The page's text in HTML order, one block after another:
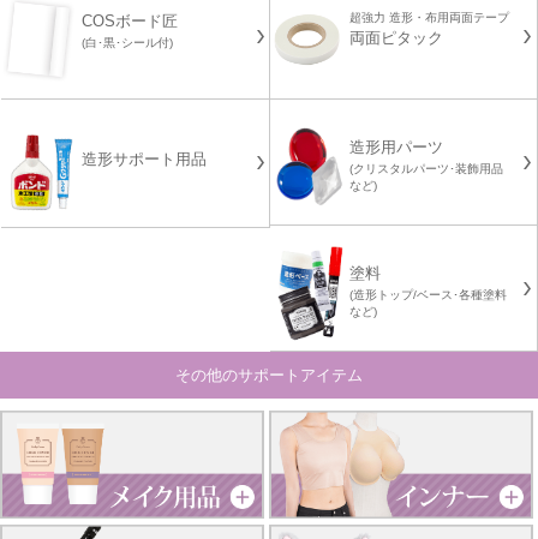
COSボード匠
(白･黒･シール付)
超強力 造形・布用両面テープ
両面ピタック
造形サポート用品
造形用パーツ
(クリスタルパーツ･装飾用品
など)
塗料
(造形トップ/ベース･各種塗料
など)
その他のサポートアイテム